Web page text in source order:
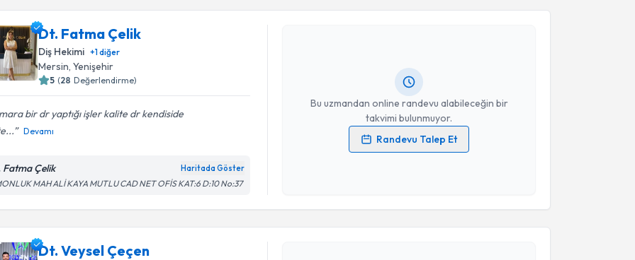
Takvim Talebini Gönder
Dt. Fatma Çelik
Diş Hekimi +1diğer
Mersin, Yenişehir
5 (28 Değerlendirme)
bir dr yaptığı işler kalite dr kendiside
Devamı
Fatma Çelik Haritada Göster
MAH ALİ KAYA MUTLU CAD NET OFİS KAT:6 D:10 No:37
Bu uzmandan online randevu alabileceğin bir
takvimi bulunmuyor.
Randevu Talep Et
Dt. Fatma Çelik
Kişisel verilerimin işlenmesine ilişkinAydınlatma Metni
Takvim Talebini Gönder
Dt. Veysel Çeçen
Randevu Takvimi Talebi